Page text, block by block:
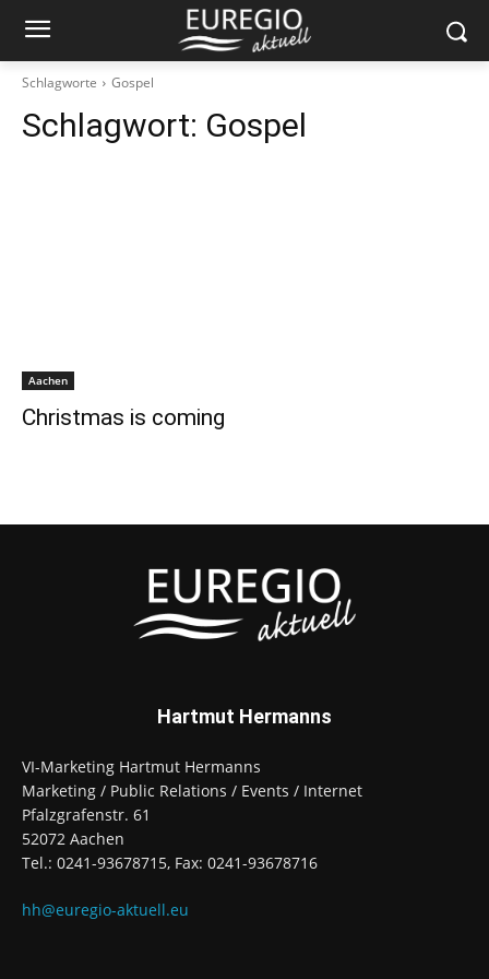
Schlagworte Gospel
Schlagwort: Gospel
Aachen
Christmas is coming
Hartmut Hermanns
VI-Marketing Hartmut Hermanns
Marketing / Public Relations / Events / Internet
Pfalzgrafenstr. 61
52072 Aachen
Tel.: 0241-93678715, Fax: 0241-93678716
hh@euregio-aktuell.eu